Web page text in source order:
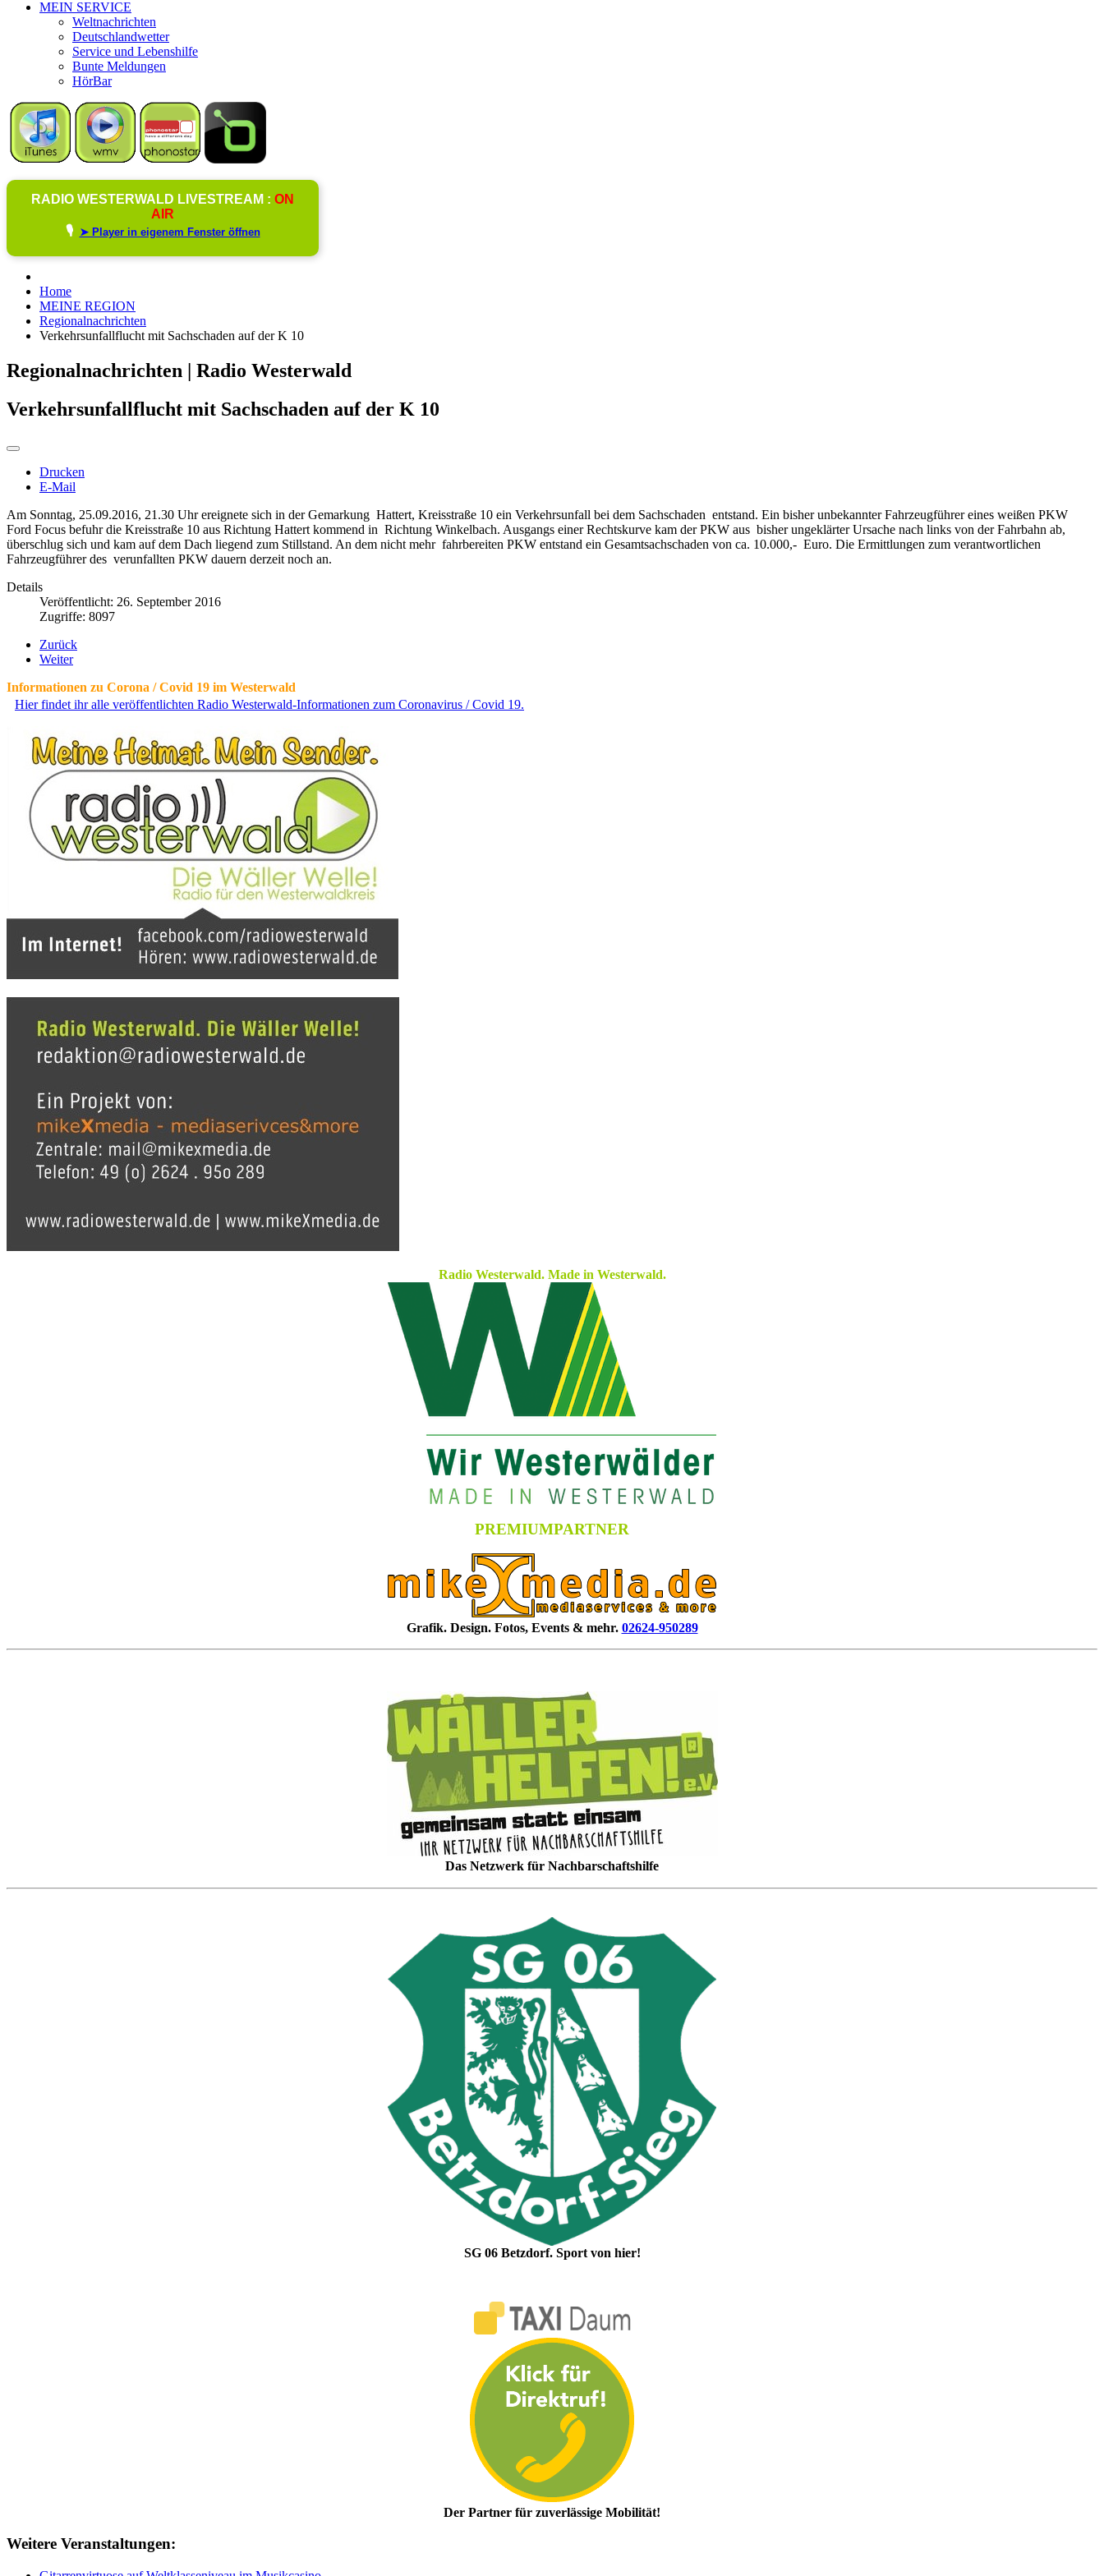
MEIN SERVICE
Weltnachrichten
Deutschlandwetter
Service und Lebenshilfe
Bunte Meldungen
HörBar
RADIO WESTERWALD LIVESTREAM : ON
AIR
🎙️ ➤ Player in eigenem Fenster öffnen
Home
MEINE REGION
Regionalnachrichten
Verkehrsunfallflucht mit Sachschaden auf der K 10
Regionalnachrichten | Radio Westerwald
Verkehrsunfallflucht mit Sachschaden auf der K 10
Drucken
E-Mail
Am Sonntag, 25.09.2016, 21.30 Uhr ereignete sich in der Gemarkung Hattert, Kreisstraße 10 ein Verkehrsunfall bei dem Sachschaden entstand. Ein bisher unbekannter Fahrzeugführer eines weißen PKW
Ford Focus befuhr die Kreisstraße 10 aus Richtung Hattert kommend in Richtung Winkelbach. Ausgangs einer Rechtskurve kam der PKW aus bisher ungeklärter Ursache nach links von der Fahrbahn ab,
überschlug sich und kam auf dem Dach liegend zum Stillstand. An dem nicht mehr fahrbereiten PKW entstand ein Gesamtsachschaden von ca. 10.000,- Euro. Die Ermittlungen zum verantwortlichen
Fahrzeugführer des verunfallten PKW dauern derzeit noch an.
Details
Veröffentlicht: 26. September 2016
Zugriffe: 8097
Zurück
Weiter
Informationen zu Corona / Covid 19 im Westerwald
Hier findet ihr alle veröffentlichten Radio Westerwald-Informationen zum Coronavirus / Covid 19.
Radio Westerwald. Made in Westerwald.
PREMIUMPARTNER
Grafik. Design. Fotos, Events & mehr. 02624-950289
Das Netzwerk für Nachbarschaftshilfe
SG 06 Betzdorf. Sport von hier!
Der Partner für zuverlässige Mobilität!
Weitere Veranstaltungen: